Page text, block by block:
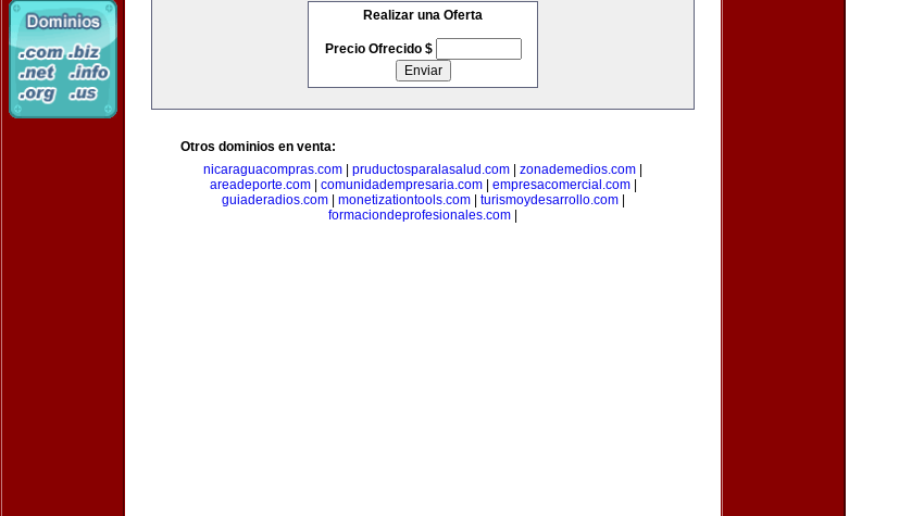
Realizar una Oferta
Precio Ofrecido $
Otros dominios en venta:
nicaraguacompras.com
pruductosparalasalud.com zonademedios.com
areadeporte.com| comunidadempresaria.com| empresacomercial.com|
guiaderadios.com| monetizationtools.com| turismoydesarrollo.com|
formaciondeprofesionales.com